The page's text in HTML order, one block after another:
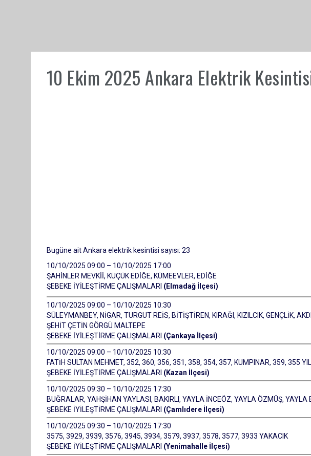
10 Ekim 2025 Ankara Elektrik
Bugüne ait Ankara elektrik kesintisi sayısı: 23
10/10/2025 09:00 – 10/10/2025 17:00
ŞAHİNLER MEVKİİ, KÜÇÜK EDİĞE, KÜMEEVLER, EDİĞE
ŞEBEKE İYİLEŞTİRME ÇALIŞMALARI (Elmadağ İlçesi)
10/10/2025 09:00 – 10/10/2025 10:30
SÜLEYMANBEY, NİGAR, TURGUT REİS, BİTİŞTİREN, KIRAĞI, KIZILCIK, GENÇLİK,
ŞEHİT ÇETİN GÖRGÜ MALTEPE
ŞEBEKE İYİLEŞTİRME ÇALIŞMALARI (Çankaya İlçesi)
10/10/2025 09:00 – 10/10/2025 10:30
FATİH SULTAN MEHMET, 352, 360, 356, 351, 358, 354, 357, KUMPINAR, 359, 355
ŞEBEKE İYİLEŞTİRME ÇALIŞMALARI (Kazan İlçesi)
10/10/2025 09:30 – 10/10/2025 17:30
BUĞRALAR, YAHŞİHAN YAYLASI, BAKIRLI, YAYLA İNCEÖZ, YAYLA ÖZMÜŞ,
ŞEBEKE İYİLEŞTİRME ÇALIŞMALARI (Çamlıdere İlçesi)
10/10/2025 09:30 – 10/10/2025 17:30
3575, 3929, 3939, 3576, 3945, 3934, 3579, 3937, 3578, 3577, 3933 YAKACIK
ŞEBEKE İYİLEŞTİRME ÇALIŞMALARI (Yenimahalle İlçesi)